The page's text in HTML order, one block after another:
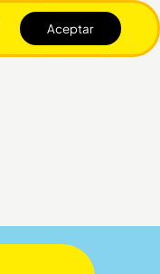
Cerrar
Aceptar